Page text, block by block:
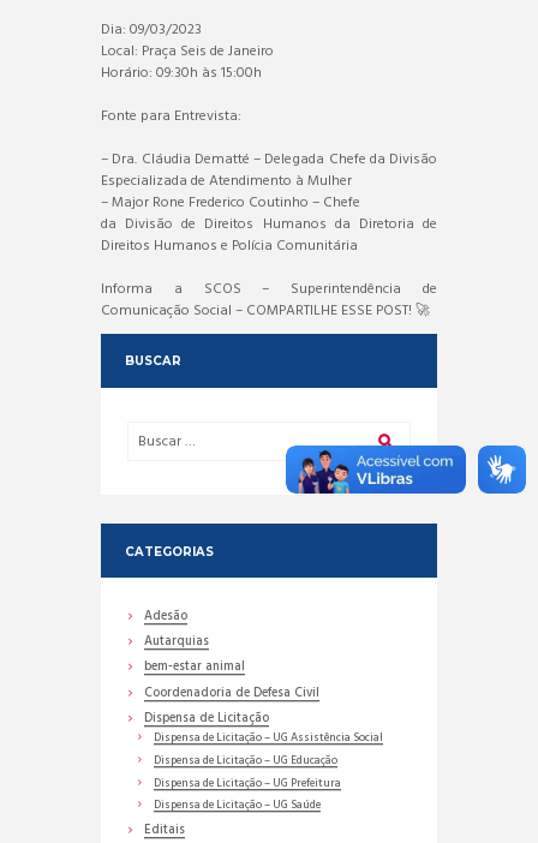
Dia: 09/03/2023
Local: Praça Seis de Janeiro
Horário: 09:30h às 15:00h
Fonte para Entrevista:
– Dra. Cláudia Dematté – Delegada Chefe da Divisão
Especializada de Atendimento à Mulher
– Major Rone Frederico Coutinho – Chefe
da Divisão de Direitos Humanos da Diretoria de
Direitos Humanos e Polícia Comunitária
Informa a SCOS – Superintendência de
Comunicação Social – COMPARTILHE ESSE POST! 🚀
BUSCAR
CATEGORIAS
Adesão
Autarquias
bem-estar animal
Coordenadoria de Defesa Civil
Dispensa de Licitação
Dispensa de Licitação – UG Assistência Social
Dispensa de Licitação – UG Educação
Dispensa de Licitação – UG Prefeitura
Dispensa de Licitação – UG Saúde
Editais